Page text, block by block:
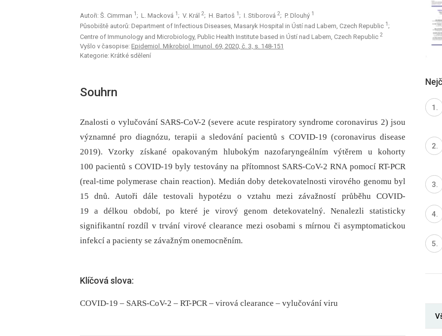
Autoři: Š. Cimrman 1 ; L. Macková 1 ; V. Král 2; H. Bartoš 1 ; I. Stiborová 2; P. Dlouhý 1
Působiště autorů: Department of Infectious Diseases, Masaryk Hospital in Ústí nad Labem, Czech Republic 1 ;
Centre of Immunology and Microbiology, Public Health Institute based in Ústí nad Labem, Czech Republic 2
Vyšlo v časopise: Epidemiol. Mikrobiol. Imunol. 69, 2020, č. 3, s. 148-151
Kategorie: Krátké sdělení
Souhrn
Znalosti o vylučování SARS-CoV-2 (severe acute respiratory syndrome coronavirus 2) jsou
významné pro diagnózu, terapii a sledování pacientů s COVID-19 (coronavirus disease
2019). Vzorky získané opakovaným hlubokým nazofaryngeálním výtěrem u kohorty
100 pacientů s COVID-19 byly testovány na přítomnost SARS-CoV-2 RNA pomocí RT-PCR
(real-time polymerase chain reaction). Medián doby detekovatelnosti virového genomu byl
15 dnů. Autoři dále testovali hypotézu o vztahu mezi závažností průběhu COVID-
19 a délkou období, po které je virový genom detekovatelný. Nenalezli statisticky
signifikantní rozdíl v trvání virové clearance mezi osobami s mírnou či asymptomatickou
infekcí a pacienty se závažným onemocněním.
Klíčová slova:
COVID-19 – SARS-CoV-2 – RT-PCR – virová clearance – vylučování viru